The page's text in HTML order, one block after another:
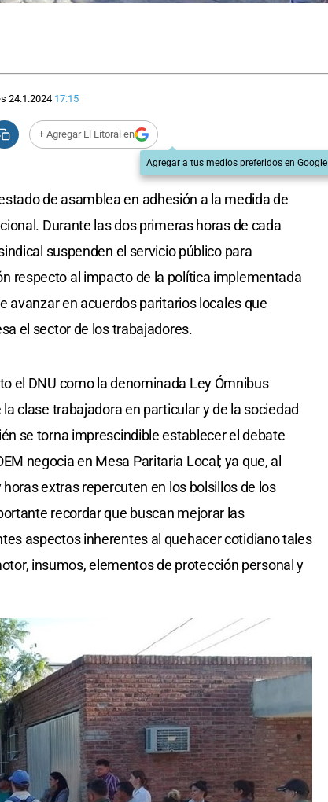
24.1.2024 17:15
+ Agregar El Litoral en
Agregar a tus medios preferidos en Google
de asamblea en adhesión a la medida de
Durante las dos primeras horas de cada
suspenden el servicio público para
respecto al impacto de la política implementada
avanzar en acuerdos paritarios locales que
el sector de los trabajadores.
el DNU como la denominada Ley Ómnibus
clase trabajadora en particular y de la sociedad
se torna imprescindible establecer el debate
negocia en Mesa Paritaria Local; ya que, al
extras repercuten en los bolsillos de los
recordar que buscan mejorar las
aspectos inherentes al quehacer cotidiano tales
insumos, elementos de protección personal y